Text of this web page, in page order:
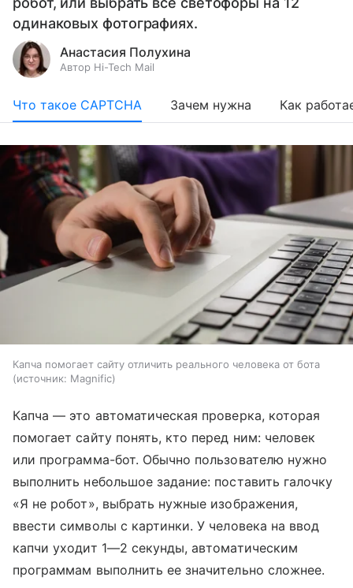
одинаковых фотографиях.
Анастасия Полухина
Автор Hi-Tech Mail
Что такое CAPTCHA Зачем нужна Как
Капча помогает сайту отличить реального человека от бота
источник: Magnific
Капча — это автоматическая проверка, которая
помогает сайту понять, кто перед ним: человек
или программа-бот. Обычно пользователю нужно
выполнить небольшое задание: поставить галочку
«Я не робот», выбрать нужные изображения,
ввести символы с картинки. У человека на ввод
капчи уходит 1—2 секунды, автоматическим
программам выполнить ее значительно сложнее.